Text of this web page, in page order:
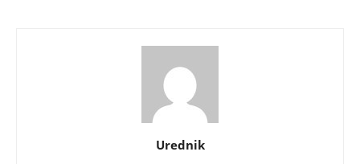
Urednik